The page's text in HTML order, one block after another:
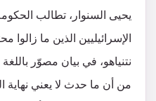
يحيى السنوار، تطالب
الإسرائيليين الذين ما
من أن ما حدث لا يعني نهاية